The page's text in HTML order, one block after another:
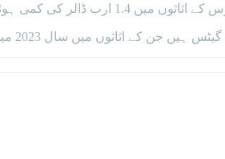
کی مجموعی مالیت کے ساتھ تیسرے نمبر پر آ گئے ہیں۔
ہوا جس کے بعد ان کی مجموعی دولت 141 ارب ڈالر تک پہنچ گئی ہے۔